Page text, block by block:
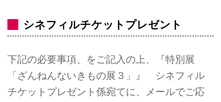
シネフィルチケットプレゼント
下記の必要事項、をご記入の上、『特別展
「ざんねんないきもの展３」』 シネフィル
チケットプレゼント係宛てに、メールでご応